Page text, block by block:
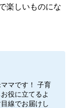
楽しいものにな
マです！ 子育
役に立てるよ
線でお届けし